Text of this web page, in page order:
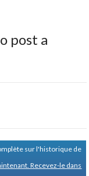
post a
sur l'historique de
Recevez-le dans